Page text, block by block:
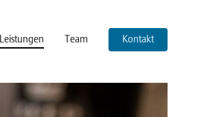
Leistungen Team Kontakt